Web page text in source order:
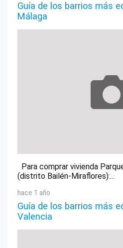
Guía de los barrios más
Málaga
Para comprar vivienda
(distrito Bailén-Miraflores):...
hace 1 año
Guía de los barrios más
Valencia